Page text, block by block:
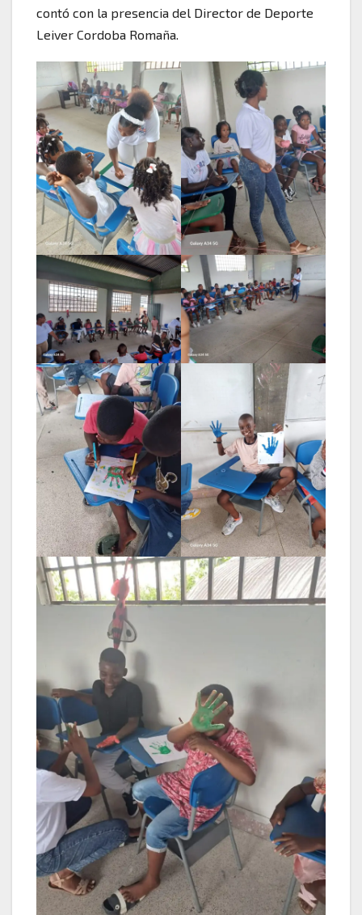
contó con la presencia del Director de Deporte
Leiver Cordoba Romaña.